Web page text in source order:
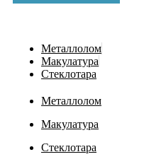
Металлолом
Макулатура
Стеклотара
Металлолом
Макулатура
Стеклотара